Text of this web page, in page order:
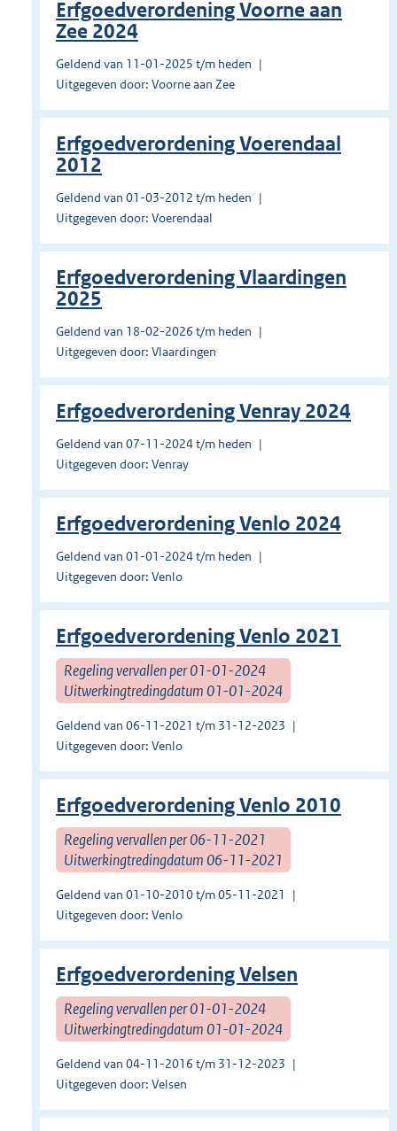
Erfgoedverordening Voorne aan
Zee 2024
Geldend van 11-01-2025 t/m heden
Uitgegeven door: Voorne aan Zee
Erfgoedverordening Voerendaal
2012
Geldend van 01-03-2012 t/m heden
Uitgegeven door: Voerendaal
Erfgoedverordening Vlaardingen
2025
Geldend van 18-02-2026 t/m heden
Uitgegeven door: Vlaardingen
Erfgoedverordening Venray 2024
Geldend van 07-11-2024 t/m heden
Uitgegeven door: Venray
Erfgoedverordening Venlo 2024
Geldend van 01-01-2024 t/m heden
Uitgegeven door: Venlo
Erfgoedverordening Venlo 2021
Regeling vervallen per 01-01-2024
Uitwerkingtredingdatum 01-01-2024
Geldend van 06-11-2021 t/m 31-12-2023
Uitgegeven door: Venlo
Erfgoedverordening Venlo 2010
Regeling vervallen per 06-11-2021
Uitwerkingtredingdatum 06-11-2021
Geldend van 01-10-2010 t/m 05-11-2021
Uitgegeven door: Venlo
Erfgoedverordening Velsen
Regeling vervallen per 01-01-2024
Uitwerkingtredingdatum 01-01-2024
Geldend van 04-11-2016 t/m 31-12-2023
Uitgegeven door: Velsen